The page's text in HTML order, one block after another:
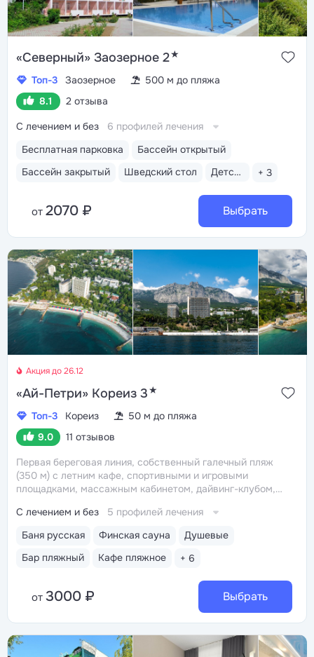
«Северный» Заозерное 2★
Топ-3 Заозерное
500 м до пляжа
8.1
2 отзыва
Бесплатная парковка
Бассейн открытый
Бассейн закрытый
Шведский стол Детская комната + 3
С лечением и без 6 профилей лечения
от 2070 ₽ Выбрать
Акция до 26.12
«Ай-Петри» Кореиз 3★
Топ-3 Кореиз
50 м до пляжа
9.0
11 отзывов
Первая береговая линия, собственный галечный пляж
(350 м) с летним кафе, спортивными и игровыми
площадками, массажным кабинетом, дайвинг-клубом,
минут до Мисхорского парка и нижней станции
канатной дороги, откуда открывается живописный вид
на Ялтинское побережье, густой сосновый лес
и горные склоны с папоротниками, виноградники
В зале есть кофемашины. Отдельный ресторан для
гостей номеров «Джуниор Сюит», «Люкс»
и «Апартаменты». На пляже работает кафе «Морское»
с открытой террасой и бистро «Весна»
Акватермальный комплекс: крытый бассейн 196
кв.м. с противотоком и комплексом гидромассажных
Баня русская Финская сауна
Душевые
Бар пляжный
Кафе пляжное + 6
С лечением и без 5 профилей лечения
от 3000 ₽ Выбрать